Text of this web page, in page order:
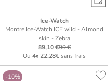
Ice-Watch
Montre Ice-Watch ICE wild - Almond
skin - Zebra
89,10 €99 €
Ou4x 22.28€sans frais
-10%